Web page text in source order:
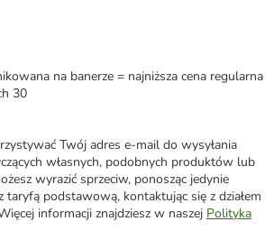
na banerze = najniższa cena regularna
30
Twój adres e-mail do wysyłania
własnych, podobnych produktów lub
wyrazić sprzeciw, ponosząc jedynie
taryfą podstawową, kontaktując się z działem
informacji znajdziesz w naszej Polityka